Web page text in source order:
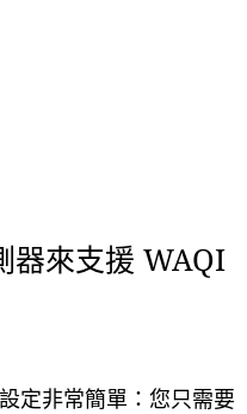
器來支援 WAQI
定非常簡單：您只需要